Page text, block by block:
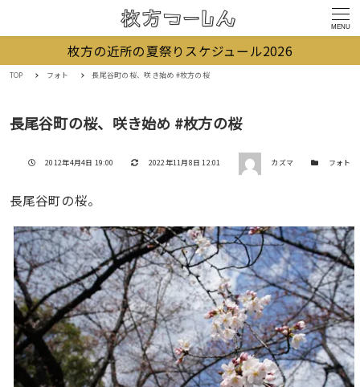
MENU
枚方の近所の夏祭りスケジュール2026
TOP フォト 長尾谷町の桜、咲き始め #枚方の桜
長尾谷町の桜、咲き始め #枚方の桜
投稿日
2012年4月4日 19:00 更新日
2022年11月8日 12:01 著者 カズマ カテゴリー
フォト
長尾谷町の桜。